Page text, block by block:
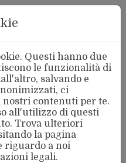
Questi hanno due
le funzionalità di
salvando e
ci
contenuti per te.
all'utilizzo di questi
Trova ulteriori
la pagina
riguardo a noi
legali.